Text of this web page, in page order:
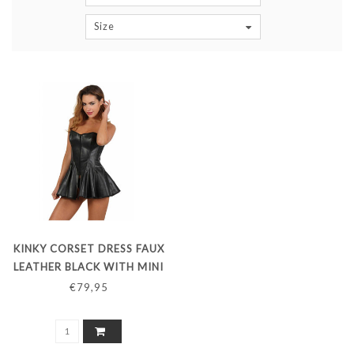
Size
KINKY CORSET DRESS FAUX
LEATHER BLACK WITH MINI
SKIRT
€79,95